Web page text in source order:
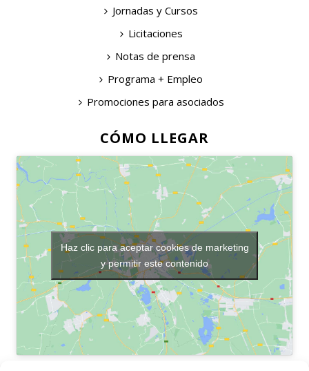
Jornadas y Cursos
Licitaciones
Notas de prensa
Programa + Empleo
Promociones para asociados
CÓMO LLEGAR
Haz clic para aceptar cookies de marketing
y permitir este contenido